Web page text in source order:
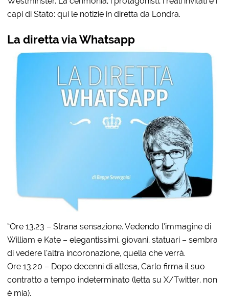
capi di Stato: qui le notizie in diretta da Londra.
La diretta via Whatsapp
“Ore 13.23 – Strana sensazione. Vedendo l’immagine di
William e Kate – elegantissimi, giovani, statuari – sembra
di vedere l’altra incoronazione, quella che verrà.
Ore 13.20 – Dopo decenni di attesa, Carlo firma il suo
contratto a tempo indeterminato (letta su X/Twitter, non
è mia).